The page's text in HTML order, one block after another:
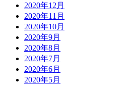
2020年12月
2020年11月
2020年10月
2020年9月
2020年8月
2020年7月
2020年6月
2020年5月